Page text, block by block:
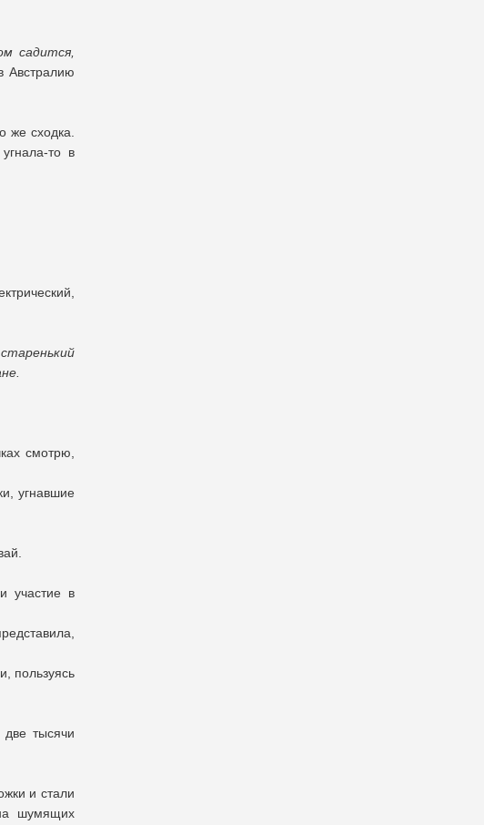
садится,
Австралию
же сходка.
то в
смотрю,
угнавшие
участие в
пользуясь
тысячи
и стали
шумящих